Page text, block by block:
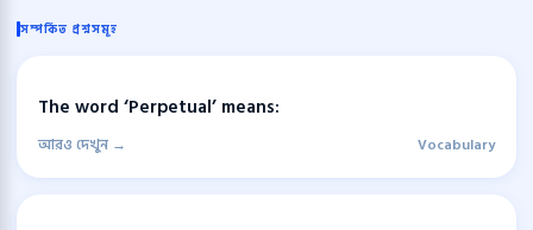
সম্পর্কিত প্রশ্নসমূহ
The word ‘Perpetual’ means:
আরও দেখুন → Vocabulary